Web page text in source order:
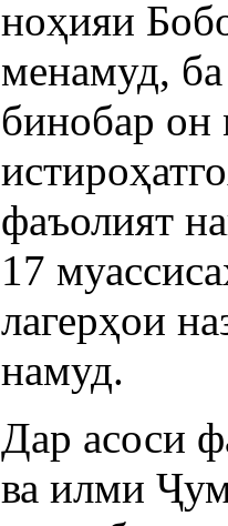
ноҳияи
менамуд, ба
бинобар он
фаъолият
17
лагерҳои
намуд.
Дар асоси
ва илми